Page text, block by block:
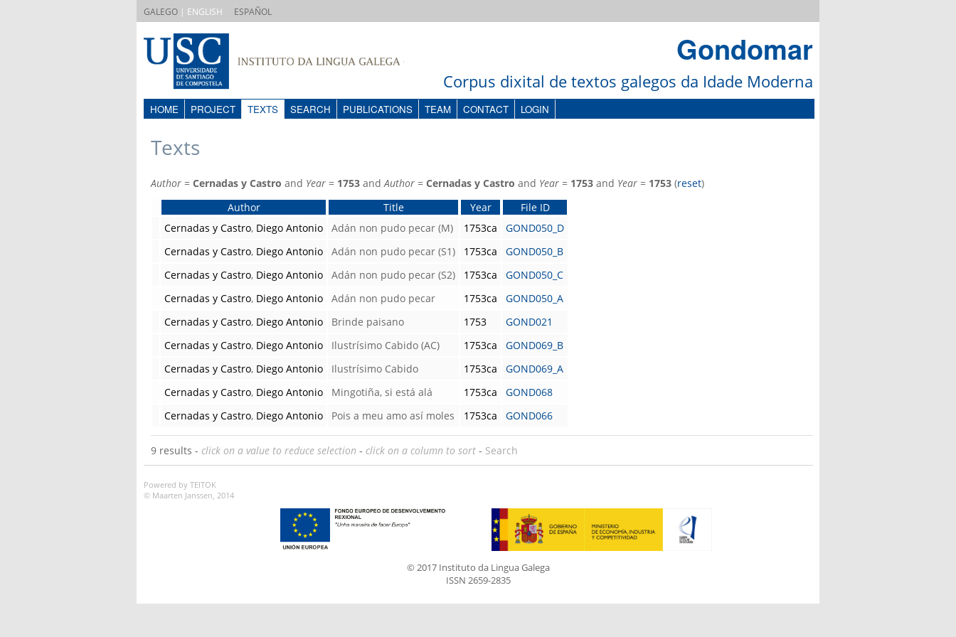
GALEGO | ENGLISH ESPAÑOL
Gondomar
Corpus dixital de textos galegos da Idade Moderna
HOME PROJECT TEXTS SEARCH PUBLICATIONS TEAM CONTACT LOGIN
Texts
Author = Cernadas y Castro and Year = 1753 and Author = Cernadas y Castro and Year = 1753 and Year = 1753 (reset)
Author
Title Year
File ID
Cernadas y Castro, Diego Antonio Adán non pudo pecar (M) 1753ca
GOND050_D
Cernadas y Castro, Diego Antonio Adán non pudo pecar (S1) 1753ca
GOND050_B
Cernadas y Castro, Diego Antonio Adán non pudo pecar (S2) 1753ca
GOND050_C
Cernadas y Castro, Diego Antonio Adán non pudo pecar 1753ca
GOND050_A
Cernadas y Castro, Diego Antonio Brinde paisano 1753
GOND021
Cernadas y Castro, Diego Antonio Ilustrísimo Cabido (AC) 1753ca
GOND069_B
Cernadas y Castro, Diego Antonio Ilustrísimo Cabido 1753ca
GOND069_A
Cernadas y Castro, Diego Antonio Mingotiña, si está alá 1753ca
GOND068
Cernadas y Castro, Diego Antonio Pois a meu amo así moles 1753ca GOND066
9 results - click on a value to reduce selection - click on a column to sort - Search
Powered by TEITOK
© Maarten Janssen, 2014
© 2017 Instituto da Lingua Galega
ISSN 2659-2835